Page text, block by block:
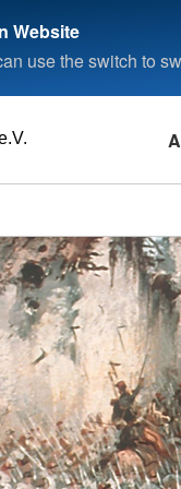
Website
use the switch to